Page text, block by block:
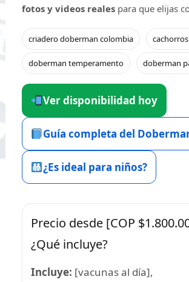
fotos y videos reales para que elijas
criadero doberman colombia
doberman temperamento doberman
Ver disponibilidad hoy
Guía completa del
¿Es ideal para niños?
Precio desde [COP
¿Qué incluye?
Incluye: [vacunas al día],